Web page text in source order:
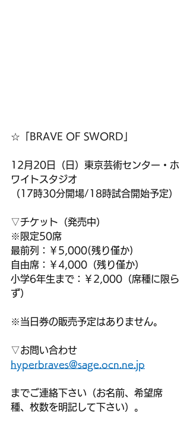
☆「BRAVE OF SWORD」
12月20日（日）東京芸術センター・ホ
ワイトスタジオ
（17時30分開場/18時試合開始予定）
▽チケット（発売中）
※限定50席
最前列：￥5,000(残り僅か)
自由席：￥4,000（残り僅か）
小学6年生まで：￥2,000（席種に限ら
ず）
※当日券の販売予定はありません。
▽お問い合わせ
hyperbraves@sage.ocn.ne.jp
までご連絡下さい（お名前、希望席
種、枚数を明記して下さい）。